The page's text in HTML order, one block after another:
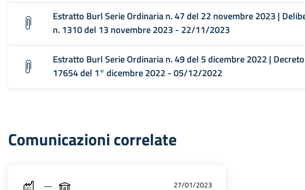
Estratto Burl Serie Ordinaria n. 47 del 22 novembre 2023 |
n. 1310 del 13 novembre 2023 - 22/11/2023
Estratto Burl Serie Ordinaria n. 49 del 5 dicembre 2022 |
17654 del 1° dicembre 2022 - 05/12/2022
Comunicazioni correlate
27/01/2023